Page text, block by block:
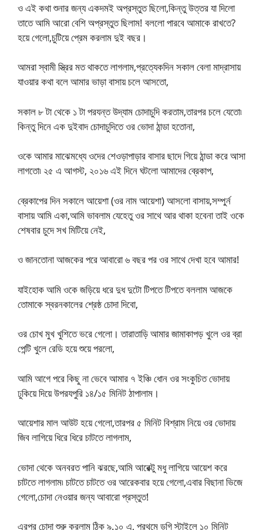
ও এই কথা শুনার জন্য একদমই অপ্রস্তুত ছিলো,কিন্তু উত্তর যা দিলো
তাতে আমি আরো বেশি অপ্রস্তুত ছিলাম! বললো পারবে আমাকে রাখতে?
হয়ে গেলো,চুটিয়ে প্রেম করলাম দুই বছর।
আমরা স্বামী স্ত্রির মত থাকতে লাগলাম,প্রত্যেকদিন সকাল বেলা মাদ্রাসায়
যাওয়ার কথা বলে আমার ভাড়া বাসায় চলে আসতো,
সকাল ৮ টা থেকে ১ টা পরযন্ত উদ্যাম চোদাচুদি করতাম,তারপর চলে যেতো৷
কিন্তু দিনে এক দুইবাদ চোদাচুদিতে ওর ভোদা ঠান্ডা হতোনা,
ওকে আমার মাঝেমধ্যে ওদের শেওড়াপাড়ার বাসার ছাদে গিয়ে ঠান্ডা করে আসা
লাগতো৷ ২৫ এ আগস্ট, ২০১৬ এই দিনে ঘটলো আমাদের ব্রেকাপ,
ব্রেকাপের দিন সকালে আয়েশা (ওর নাম আয়েশা) আসলো বাসায়,সম্পুর্ন
বাসায় আমি একা,আমি ভাবলাম যেহেতু ওর সাথে আর থাকা হবেনা তাই ওকে
শেষবার চুদে সখ মিটিয়ে নেই,
ও জানতোনা আজকের পরে আবারো ৬ বছর পর ওর সাথে দেখা হবে আমার!
যাইহোক আমি ওকে জড়িয়ে ধরে দুধ দুটো টিপতে টিপতে বললাম আজকে
তোমাকে স্বরনকালের শ্রেষ্ঠ চোদা দিবো,
ওর চোখ মুখ খুশিতে ভরে গেলো। তারাতাড়ি আমার জামাকাপড় খুলে ওর ব্রা
পেন্টি খুলে রেডি হয়ে শুয়ে পরলো,
আমি আগে পরে কিছু না ভেবে আমার ৭ ইঞ্চি ধোন ওর সংকুচিত ভোদায়
ঢুকিয়ে দিয়ে উপরযপুরি ১৪/১৫ মিনিট ঠাপালাম।
আয়েশার মাল আউট হয়ে গেলো,তারপর ৫ মিনিট বিশ্রাম নিয়ে ওর ভোদায়
জিব লাগিয়ে ধিরে ধিরে চাটতে লাগলাম,
ভোদা থেকে অনবরত পানি ঝরছে,আমি আরেক্টু মধু লাগিয়ে আয়েশ করে
চাটতে লাগলাম৷ চাটতে চাটতে ওর আরেকবার হয়ে গেলো,এবার বিছানা ভিজে
গেলো,চোদা নেওয়ার জন্য আবারো প্রস্তুত!
এরপর চোদা শুরু করলাম ঠিক ৯.১০ এ, প্রথমে ডগি স্টাইলে ১০ মিনিট